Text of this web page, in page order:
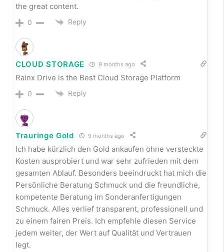
Moissanite rings for women have become my go-to
gift idea. They’re elegant and meaningful, and
everyone loves them.
Reply
Ladengeschäft Hannover
Ich habe kürzlich den Luxusuhrenankauf ausprobiert
und war sehr zufrieden mit dem gesamten Ablauf.
Besonders beeindruckt hat mich die Barrenankauf
und die freundliche, kompetente Beratung im
Kostenlose Schmuckbewertung. Alles verlief
transparent, professionell und zu einem fairen Preis.
Ich empfehle diesen Service jedem weiter, der Wert
auf Qualität und Vertrauen legt.
0 Reply